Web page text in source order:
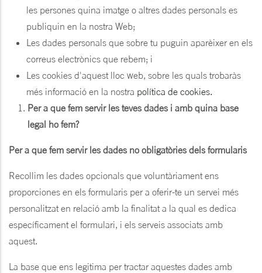
les persones quina imatge o altres dades personals es
publiquin en la nostra Web;
Les dades personals que sobre tu puguin aparèixer en els
correus electrònics que rebem; i
Les cookies d'aquest lloc web, sobre les quals trobaràs
més informació en la nostra política de cookies.
Per a que fem servir les teves dades i amb quina base
legal ho fem?
Per a que fem servir les dades no obligatòries dels formularis
Recollim les dades opcionals que voluntàriament ens
proporciones en els formularis per a oferir-te un servei més
personalitzat en relació amb la finalitat a la qual es dedica
específicament el formulari, i els serveis associats amb
aquest.
La base que ens legitima per tractar aquestes dades amb